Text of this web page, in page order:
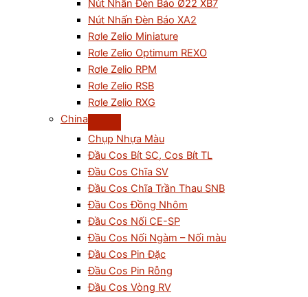
Nút Nhấn Đèn Báo Ø22 XB7
Nút Nhấn Đèn Báo XA2
Rơle Zelio Miniature
Rơle Zelio Optimum REXO
Rơle Zelio RPM
Rơle Zelio RSB
Rơle Zelio RXG
China
Chụp Nhựa Màu
Đầu Cos Bít SC, Cos Bít TL
Đầu Cos Chĩa SV
Đầu Cos Chĩa Trần Thau SNB
Đầu Cos Đồng Nhôm
Đầu Cos Nối CE-SP
Đầu Cos Nối Ngàm – Nối màu
Đầu Cos Pin Đặc
Đầu Cos Pin Rỗng
Đầu Cos Vòng RV